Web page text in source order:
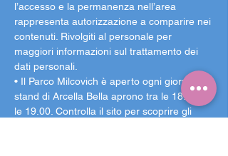
l’accesso e la permanenza nell’area
rappresenta autorizzazione a comparire nei
contenuti. Rivolgiti al personale per
maggiori informazioni sul trattamento dei
dati personali.
• Il Parco Milcovich è aperto ogni giorno, gli
stand di Arcella Bella aprono tra le 18.00 e
le 19.00. Controlla il sito per scoprire gli